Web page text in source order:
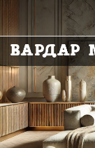
to
content